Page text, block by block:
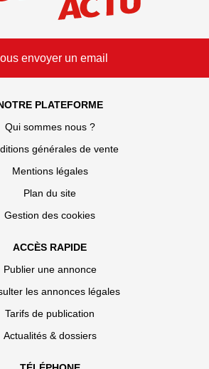
envoyer un email
PLATEFORME
Qui sommes nous ?
générales de vente
Mentions légales
Plan du site
Gestion des cookies
ACCÈS RAPIDE
Publier une annonce
les annonces légales
Tarifs de publication
Actualités & dossiers